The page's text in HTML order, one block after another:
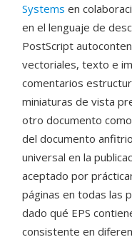
Systems en
en el lenguaje de
PostScript
vectoriales, texto e
comentarios
miniaturas de vista
otro documento
del documento
universal en la
aceptado por
páginas en todas las
dado qué EPS
consistente en